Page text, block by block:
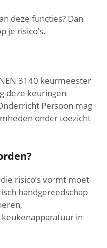
deze functies? Dan
je risico’s.
3140 keurmeester
deze keuringen
Persoon mag
onder toezicht
risico’s vormt moet
handgereedschap
in